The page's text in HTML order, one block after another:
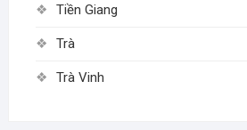
Tiền Giang
Trà
Trà Vinh